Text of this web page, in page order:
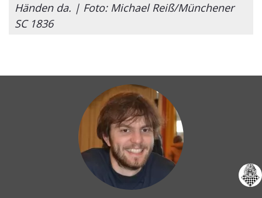
Händen da. | Foto: Michael Reiß/Münchener
SC 1836